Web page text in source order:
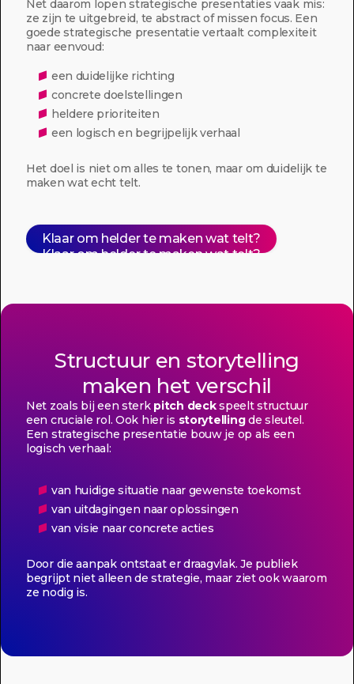
Net daarom lopen strategische presentaties vaak mis:
ze zijn te uitgebreid, te abstract of missen focus. Een
goede strategische presentatie vertaalt complexiteit
naar eenvoud:
een duidelijke richting
concrete doelstellingen
heldere prioriteiten
een logisch en begrijpelijk verhaal
Het doel is niet om alles te tonen, maar om duidelijk te
maken wat echt telt.
Klaar om helder te maken wat telt?
Klaar om helder te maken wat telt?
Structuur en storytelling
maken het verschil
Net zoals bij een sterk pitch deckspeelt structuur
een cruciale rol. Ook hier is storytellingde sleutel.
Een strategische presentatie bouw je op als een
logisch verhaal:
van huidige situatie naar gewenste toekomst
van uitdagingen naar oplossingen
van visie naar concrete acties
Door die aanpak ontstaat er draagvlak. Je publiek
begrijpt niet alleen de strategie, maar ziet ook waarom
ze nodig is.